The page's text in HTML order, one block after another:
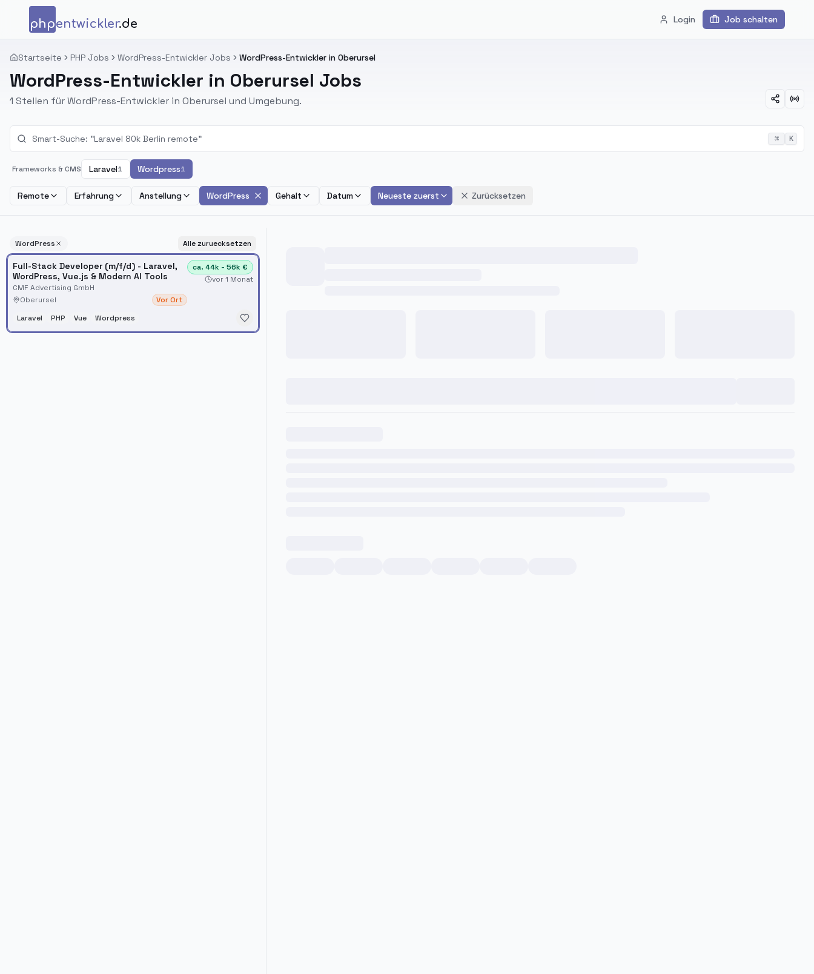
Zum Inhalt springen
phpentwickler.de Login Job schalten
Startseite PHP Jobs WordPress-Entwickler Jobs WordPress-Entwickler in Oberursel
WordPress-Entwickler in Oberursel Jobs
1 Stellen für WordPress-Entwickler in Oberursel und Umgebung.
⌘ K
Frameworks & CMS Laravel1 Wordpress1
Remote Erfahrung Anstellung WordPress Gehalt Datum Neueste zuerst Zurücksetzen
WordPress Alle zuruecksetzen
Full-Stack Developer (m/f/d) - Laravel,
WordPress, Vue.js & Modern AI Tools
CMF Advertising GmbH
Oberursel
Vor Ort
ca. 44k - 56k €
vor 1 Monat
Laravel PHP Vue Wordpress